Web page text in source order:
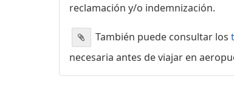
reclamación y/o indemnización.
También puede consultar los
necesaria antes de viajar en